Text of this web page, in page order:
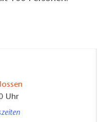
Uhr